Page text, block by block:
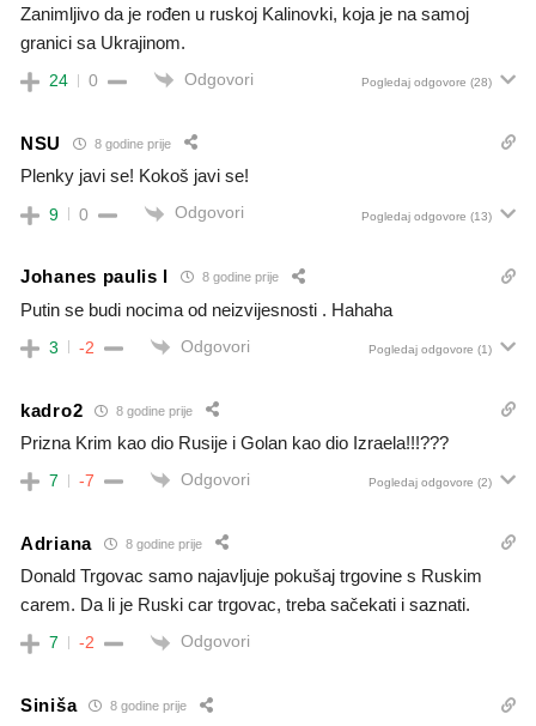
Zanimljivo da je rođen u ruskoj Kalinovki, koja je na samoj
granici sa Ukrajinom.
24 0 Odgovori Pogledaj odgovore (28)
NSU 8 godine prije
Plenky javi se! Kokoš javi se!
9 0 Odgovori Pogledaj odgovore (13)
Johanes paulis l 8 godine prije
Putin se budi nocima od neizvijesnosti . Hahaha
3 -2 Odgovori Pogledaj odgovore (1)
kadro2 8 godine prije
Prizna Krim kao dio Rusije i Golan kao dio Izraela!!!???
7 -7 Odgovori Pogledaj odgovore (2)
Adriana 8 godine prije
Donald Trgovac samo najavljuje pokušaj trgovine s Ruskim
carem. Da li je Ruski car trgovac, treba sačekati i saznati.
7 -2 Odgovori
Siniša 8 godine prije